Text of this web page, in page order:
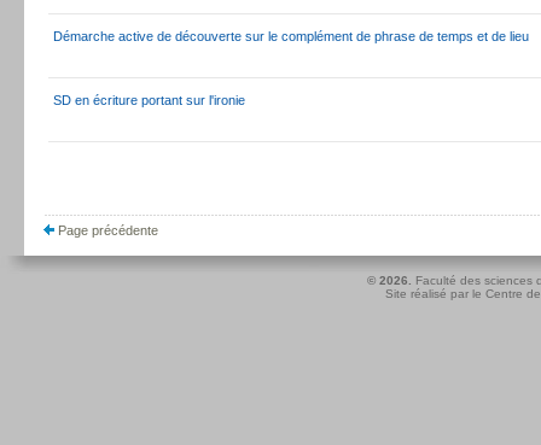
Démarche active de découverte sur le complément de phrase de temps et de lieu
SD en écriture portant sur l'ironie
Page précédente
© 2026.
Faculté des sciences
Site réalisé par le Centre